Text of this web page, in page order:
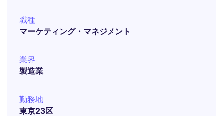
職種
マーケティング・マネジメント
業界
製造業
勤務地
東京23区